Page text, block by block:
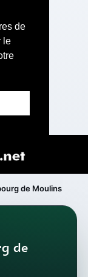
de
le
de Moulins
de